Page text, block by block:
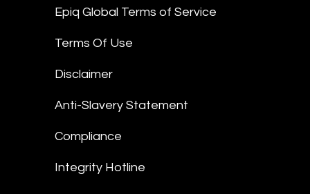
Epiq Global Terms of Service
Terms Of Use
Disclaimer
Anti-Slavery Statement
Compliance
Integrity Hotline